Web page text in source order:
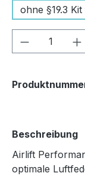
ohne §19.3
Produkt
Beschreibung
Airlift
optimale